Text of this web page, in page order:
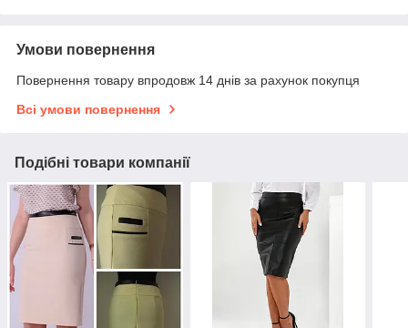
Умови повернення
Повернення товару впродовж 14 днів за рахунок покупця
Всі умови повернення
Подібні товари компанії